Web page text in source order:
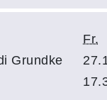
Grundke
Fr.